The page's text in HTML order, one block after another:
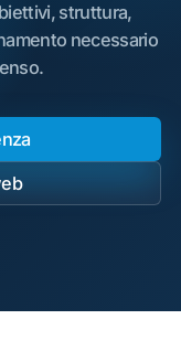
struttura,
necessario